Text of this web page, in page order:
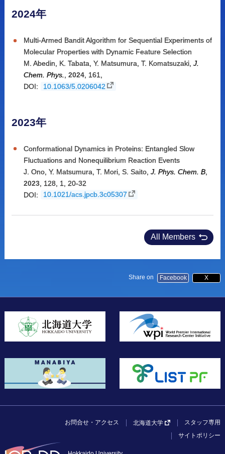
2024年
Multi-Armed Bandit Algorithm for Sequential Experiments of
Molecular Properties with Dynamic Feature Selection
M. Abedin, K. Tabata, Y. Matsumura, T. Komatsuzaki, J.
Chem. Phys., 2024, 161,
DOI:
10.1063/5.0206042
2023年
Conformational Dynamics in Proteins: Entangled Slow
Fluctuations and Nonequilibrium Reaction Events
J. Ono, Y. Matsumura, T. Mori, S. Saito, J. Phys. Chem. B,
2023, 128, 1, 20-32
DOI:
10.1021/acs.jpcb.3c05307
All Members
Share on Facebook X
お問合せ・アクセス 北海道大学
スタッフ専用
サイトポリシー